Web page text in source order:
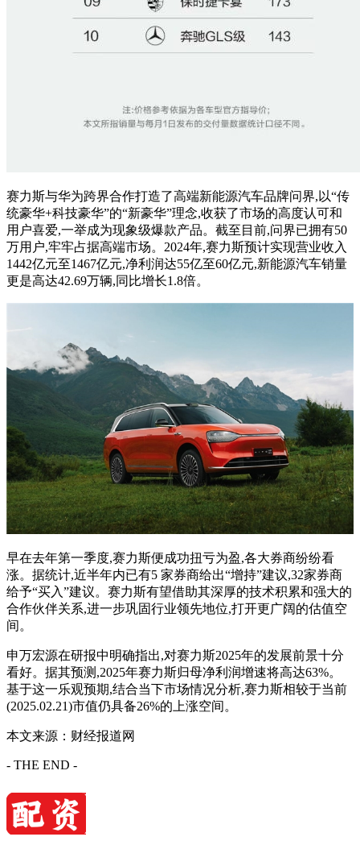
赛力斯与华为跨界合作打造了高端新能源汽车品牌问界,以“传
统豪华+科技豪华”的“新豪华”理念,收获了市场的高度认可和
用户喜爱,一举成为现象级爆款产品。截至目前,问界已拥有50
万用户,牢牢占据高端市场。2024年,赛力斯预计实现营业收入
1442亿元至1467亿元,净利润达55亿至60亿元,新能源汽车销量
更是高达42.69万辆,同比增长1.8倍。
早在去年第一季度,赛力斯便成功扭亏为盈,各大券商纷纷看
涨。据统计,近半年内已有5 家券商给出“增持”建议,32家券商
给予“买入”建议。赛力斯有望借助其深厚的技术积累和强大的
合作伙伴关系,进一步巩固行业领先地位,打开更广阔的估值空
间。
申万宏源在研报中明确指出,对赛力斯2025年的发展前景十分
看好。据其预测,2025年赛力斯归母净利润增速将高达63%。
基于这一乐观预期,结合当下市场情况分析,赛力斯相较于当前
(2025.02.21)市值仍具备26%的上涨空间。
本文来源：财经报道网
- THE END -